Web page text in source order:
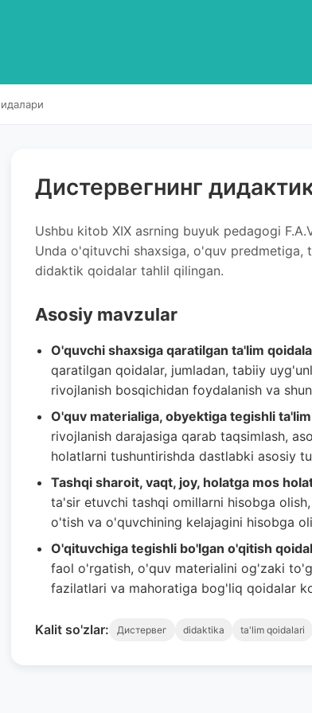
Дистервегнинг
Ushbu kitob XIX asrning buyuk pedagogi
Unda o'qituvchi shaxsiga, o'quv
didaktik qoidalar tahlil qilingan.
Asosiy mavzular
O'quvchi shaxsiga qaratilgan ta'lim
qaratilgan qoidalar, jumladan, tabiiy
rivojlanish bosqichidan foydalanish va
O'quv materialiga, obyektiga tegishli
rivojlanish darajasiga qarab taqsimlash,
holatlarni tushuntirishda dastlabki asosiy
Tashqi sharoit, vaqt, joy, holatga mos
ta'sir etuvchi tashqi omillarni hisobga
o'tish va o'quvchining kelajagini hisobga
O'qituvchiga tegishli bo'lgan o'qitish
faol o'rgatish, o'quv materialini og'zaki
fazilatlari va mahoratiga bog'liq qoidalar
Kalit so'zlar: Дистервег didaktika ta'lim qoidalari